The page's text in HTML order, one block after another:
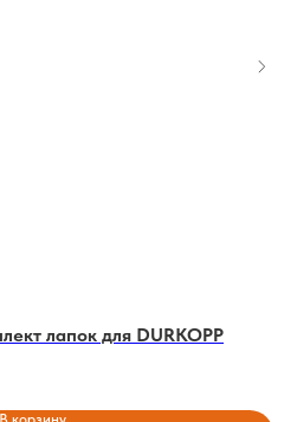
лапок для DURKOPP